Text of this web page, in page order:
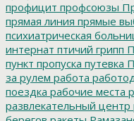
профицит профсоюзы
прямая линия прямые
психиатрическая
интернат птичий грипп
пункт пропуска путевка
за рулем работа
поездка рабочие места
развлекательный центр